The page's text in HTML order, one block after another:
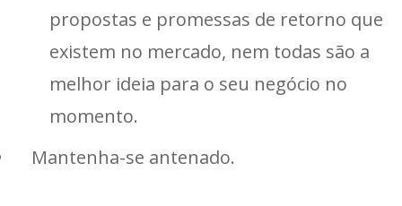
propostas e promessas de retorno que
existem no mercado, nem todas são a
melhor ideia para o seu negócio no
momento.
Mantenha-se antenado.